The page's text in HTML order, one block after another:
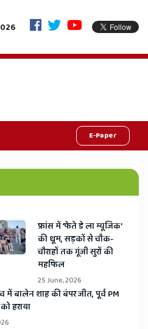
को 25% हाई-रिस्क अलाउंस
E-Paper
​फ्रांस में ‘फेते डे ला म्यूजिक’
की धूम, सड़कों से चौक-
चौराहों तक गूंजी सुरों की
महफिल
25 June, 2026
में बालेन शाह की बंपर जीत, पूर्व PM
हराया